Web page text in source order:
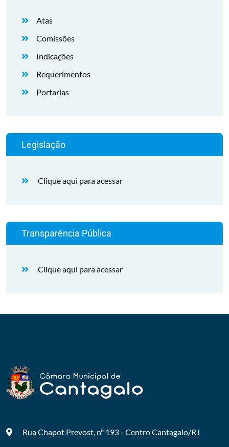
Atas
Comissões
Indicações
Requerimentos
Portarias
Legislação
Clique aqui para acessar
Transparência Pública
Clique aqui para acessar
Rua Chapot Prevost, nº 193 - CentroCantagalo/RJ